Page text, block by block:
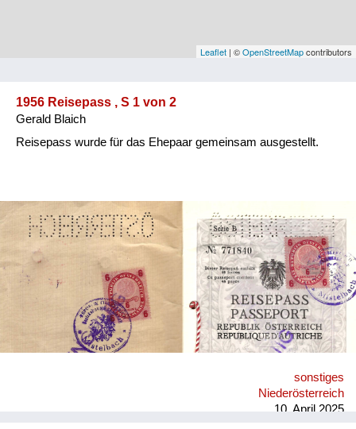
Vorarlberg
Versorgung
Heimkehrer
Fluchtgeschichten
Familiengeschichten
Schule und Ausbildung
Leaflet | ©OpenStreetMapcontributors
1956 Reisepass , S 1 von 2
Gerald Blaich
Reisepass wurde für das Ehepaar gemeinsam ausgestellt.
sonstiges
Niederösterreich
10. April 2025